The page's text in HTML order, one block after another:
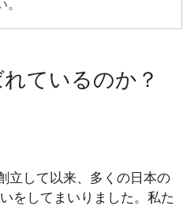
ているのか？
して以来、多くの日本の
をしてまいりました。私た